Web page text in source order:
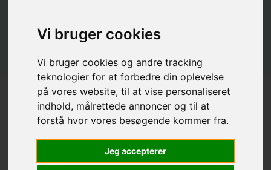
Vi bruger cookies
Vi bruger cookies og andre tracking
teknologier for at forbedre din oplevelse
på vores website, til at vise personaliseret
indhold, målrettede annoncer og til at
forstå hvor vores besøgende kommer fra.
Jeg accepterer
facebooksiden, Vakker Hundesalon.
Se flere af Vakkers hunde Book tid nu
Noah
Han var forbi til en bamseklip på 13 mm.